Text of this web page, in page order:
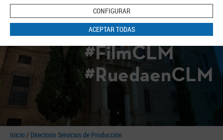
CONFIGURAR
ACEPTAR TODAS
#FilmCLM
#RuedaenCLM
Inicio / Directorio Servicios de Producción